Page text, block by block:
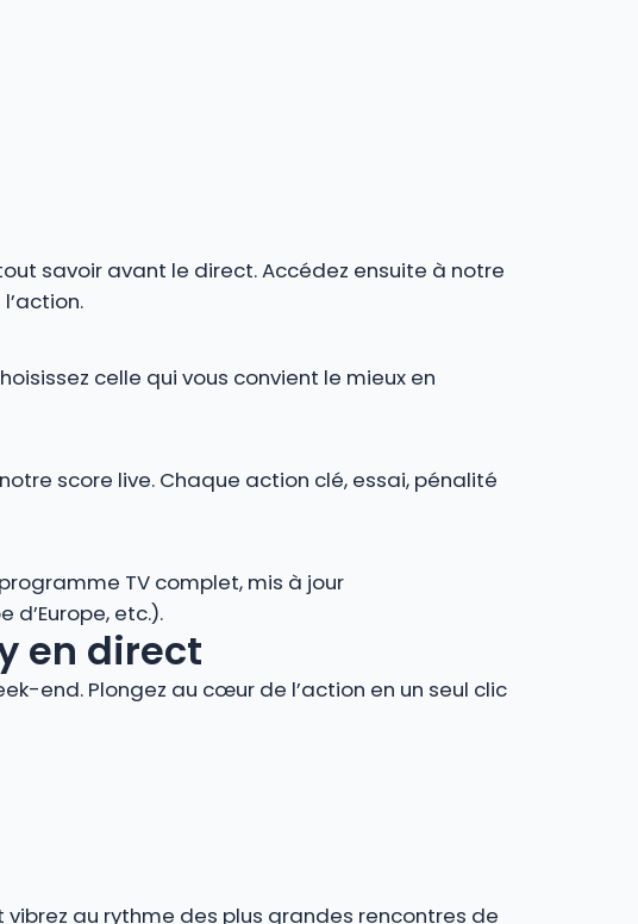
savoir avant le direct. Accédez ensuite à notre
celle qui vous convient le mieux en
score live. Chaque action clé, essai, pénalité
TV complet, mis à jour
d’Europe, etc.).
en direct
end. Plongez au cœur de l’action en un seul clic
au rythme des plus grandes rencontres de